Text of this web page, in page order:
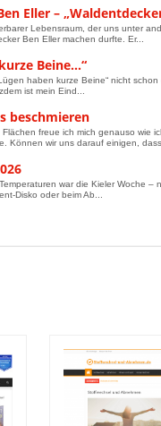
Eller –
Lebensraum, der uns unter
Ben Eller machen durfte. Er...
Beine…“
haben kurze Beine“ nicht
ist mein Eind...
beschmieren
freue ich mich genauso wie
Können wir uns darauf einigen, dass
war die Kieler Woche –
Disko oder beim Ab...